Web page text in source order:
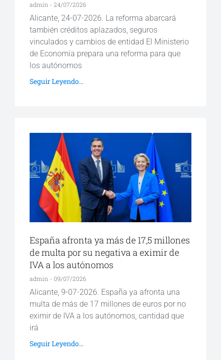
admin 24/07/2026
Alicante, 24-07-2026. La reforma abarcará
también créditos aplazados, seguros
vinculados y cambios de entidad El Ministerio
de Economía prepara una reforma para que
los autónomos
Seguir Leyendo...
España afronta ya más de 17,5 millones
de multa por su negativa a eximir de
IVA a los autónomos
admin 09/07/2026
Alicante, 9-07-2026. España ya afronta una
multa de más de 17 millones de euros por no
eximir de IVA a los autónomos, cantidad que
irá
Seguir Leyendo...